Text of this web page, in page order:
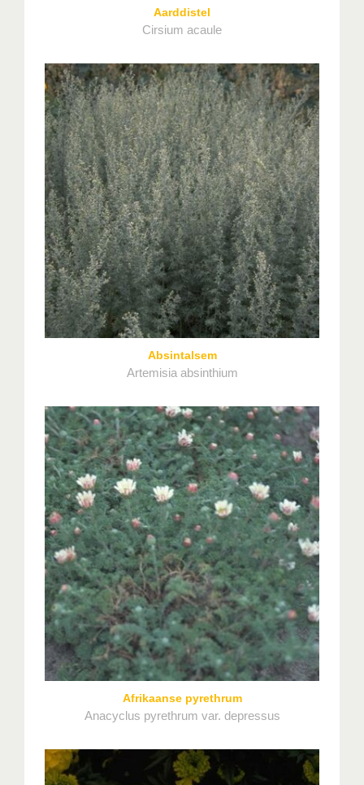
Aarddistel
Cirsium acaule
Absintalsem
Artemisia absinthium
Afrikaanse pyrethrum
Anacyclus pyrethrum var. depressus